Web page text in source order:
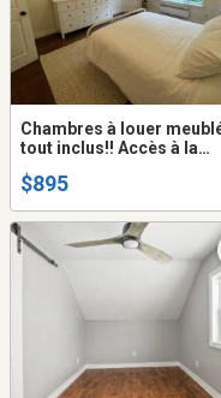
Chambres à louer
tout inclus!! Accès à la
salle à manger, salle
$895